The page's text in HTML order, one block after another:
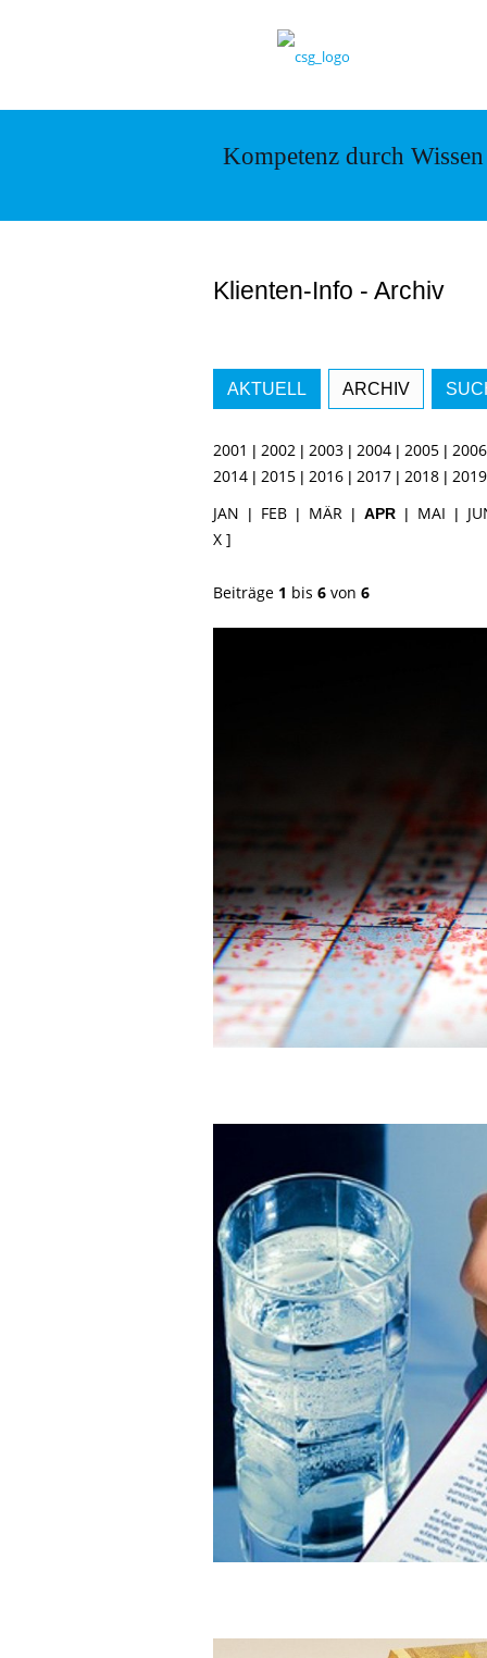
Kompetenz durch Wissen
Klienten-Info - Archiv
AKTUELL ARCHIV
2001 | 2002 | 2003| 2004| 2005| 2006
2014| 2015| 2016| 2017| 2018| 2019
JAN | FEB| MÄR | APR| MAI |
X ]
Beiträge 1 bis 6von 6